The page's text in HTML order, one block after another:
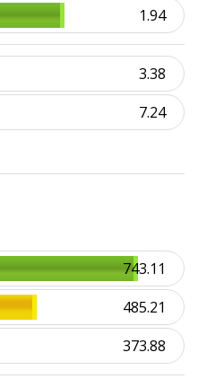
1.94
3.38
7.24
743.11
485.21
373.88